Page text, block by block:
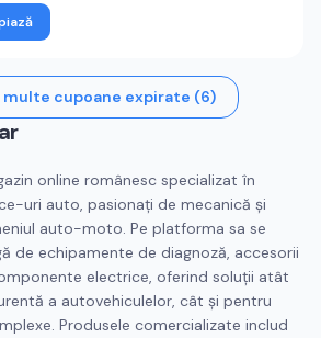
multe cupoane expirate (6)
online românesc specializat în
uri auto, pasionați de mecanică și
auto-moto. Pe platforma sa se
de echipamente de diagnoză, accesorii
electrice, oferind soluții atât
a autovehiculelor, cât și pentru
Produsele comercializate includ